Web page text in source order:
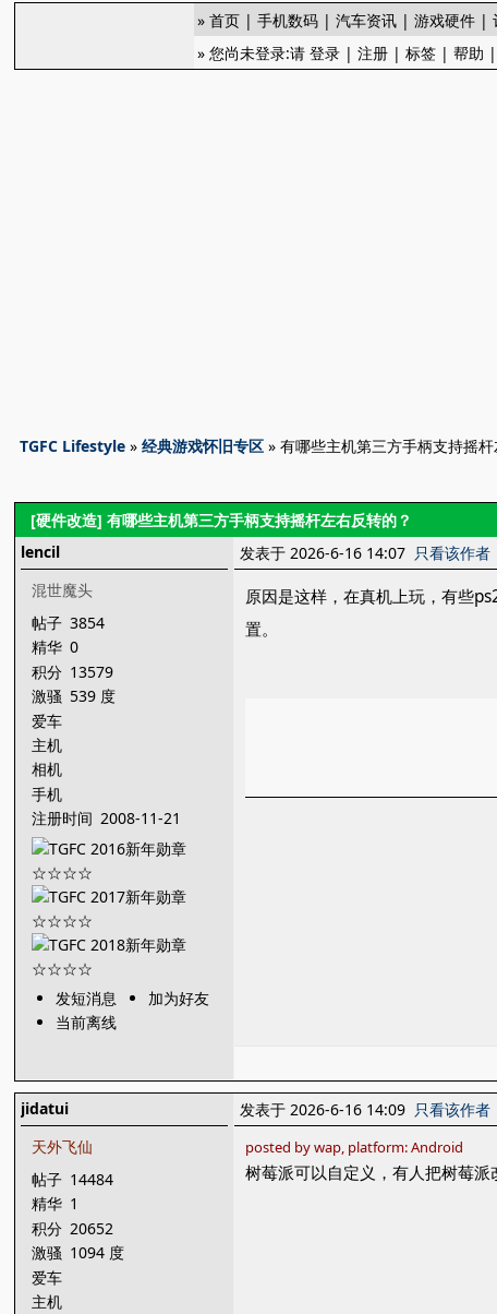
»首页 |手机数码 |汽车资讯 |游戏硬件 |
» 您尚未登录:请登录 |注册 |标签 |帮助
TGFC Lifestyle »经典游戏怀旧专区 » 有哪些主机第三方手柄支持摇杆
[硬件改造] 有哪些主机第三方手柄支持摇杆左右反转的？
lencil
混世魔头
帖子 3854
精华 0
积分 13579
激骚 539 度
爱车
主机
相机
手机
注册时间 2008-11-21
发短消息
加为好友
当前离线
发表于 2026-6-16 14:07 只看该作者
原因是这样，在真机上玩，有些
置。
jidatui
天外飞仙
帖子 14484
精华 1
积分 20652
激骚 1094 度
爱车
主机
发表于 2026-6-16 14:09 只看该作者
posted by wap, platform: Android
树莓派可以自定义，有人把树莓派